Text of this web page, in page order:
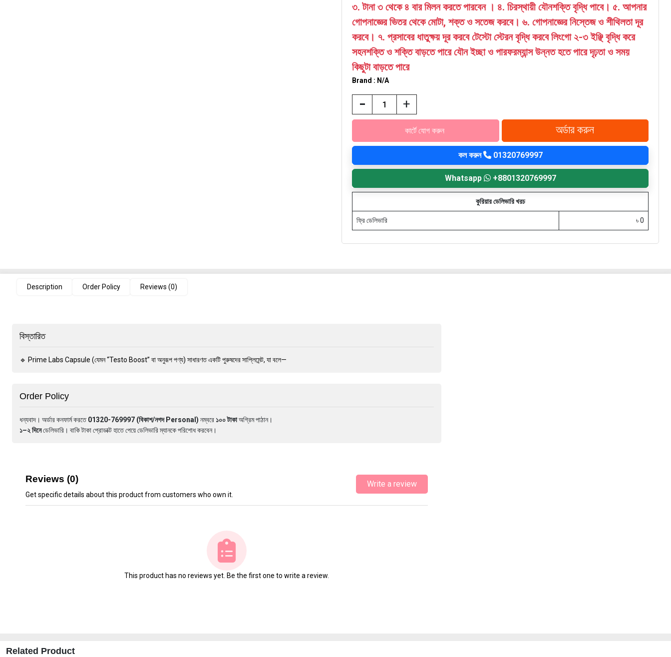
৩. টানা ৩ থেকে ৪ বার মিলন করতে পারবেন । ৪. চিরস্থায়ী যৌনশক্তি বৃদ্ধি পাবে। ৫. আপনার
গোপনাজ্ঞের ভিতর থেকে মোটা, শক্ত ও সতেজ করবে। ৬. গোপনাজ্ঞের নিস্তেজ ও শীথিলতা দূর
করবে। ৭. প্রসাবের ধাতুক্ষয় দূর করবে টেস্টো স্টেরন বৃদ্ধি করবে লিংগো ২-৩ ইঞ্ছি বৃদ্ধি করে
সহনশক্তি ও শক্তি বাড়তে পারে যৌন ইচ্ছা ও পারফরম্যান্স উন্নত হতে পারে দৃঢ়তা ও সময়
কিছুটা বাড়তে পারে
Brand : N/A
- +
কল করুন 01320769997
Whatsapp +8801320769997
কুরিয়ার ডেলিভারি খরচ
ফ্রি ডেলিভারি ৳ 0
Description Order Policy Reviews (0)
বিস্তারিত
🔹 Prime Labs Capsule (যেমন “Testo Boost” বা অনুরূপ পণ্য) সাধারণত একটি পুরুষদের সাপ্লিমেন্ট, যা বলে—
Order Policy
ধন্যবাদ। অর্ডার কনফার্ম করতে01320-769997 (বিকাশ/নগদ Personal) নম্বরে ১০০ টাকাঅগ্রিম পাঠান।
১–২ দিনেডেলিভারি। বাকি টাকা প্রোডাক্ট হাতে পেয়ে ডেলিভারি ম্যানকে পরিশোধ করবেন।
Reviews (0)
Get specific details about this product from customers who own it.
Write a review
This product has no reviews yet. Be the first one to write a review.
Related Product